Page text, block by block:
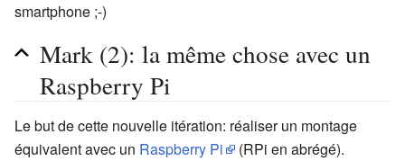
smartphone ;-)
Mark (2): la même chose avec un
Raspberry Pi
Le but de cette nouvelle itération: réaliser un montage
équivalent avec un Raspberry Pi
(RPi en abrégé).